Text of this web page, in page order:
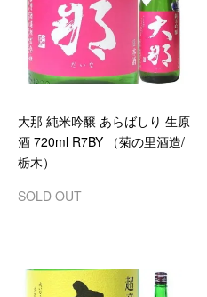
大那 純米吟醸 あらばしり 生原
酒 720ml R7BY （菊の里酒造/
栃木）
SOLD OUT